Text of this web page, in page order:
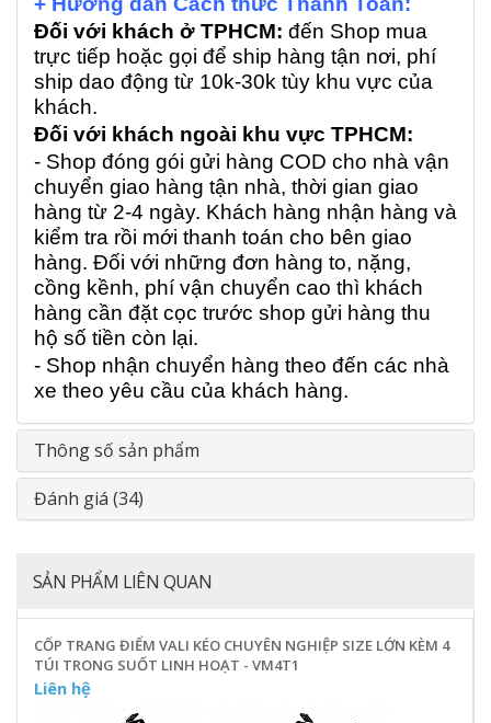
Đối với khách ở TPHCM: đến Shop mua
trực tiếp hoặc gọi để ship hàng tận nơi, phí
ship dao động từ 10k-30k tùy khu vực của
khách.
Đối với khách ngoài khu vực TPHCM:
- Shop đóng gói gửi hàng COD cho nhà vận
chuyển giao hàng tận nhà, thời gian giao
hàng từ 2-4 ngày. Khách hàng nhận hàng và
kiểm tra rồi mới thanh toán cho bên giao
hàng. Đối với những đơn hàng to, nặng,
cồng kềnh, phí vận chuyển cao thì khách
hàng cần đặt cọc trước shop gửi hàng thu
hộ số tiền còn lại.
- Shop nhận chuyển hàng theo đến các nhà
xe theo yêu cầu của khách hàng.
Thông số sản phẩm
Đánh giá (34)
SẢN PHẨM LIÊN QUAN
CỐP TRANG ĐIỂM VALI KÉO CHUYÊN NGHIỆP SIZE LỚN KÈM 4
TÚI TRONG SUỐT LINH HOẠT - VM4T1
Liên hệ